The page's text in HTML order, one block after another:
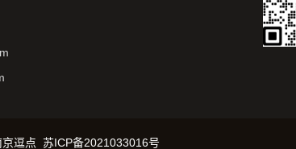
京逗点 苏ICP备2021033016号